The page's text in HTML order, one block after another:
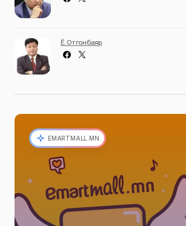
Ё. Отгонбаяр
EMARTMALL.MN